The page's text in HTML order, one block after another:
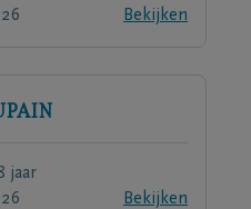
Bekijken
jaar
Bekijken